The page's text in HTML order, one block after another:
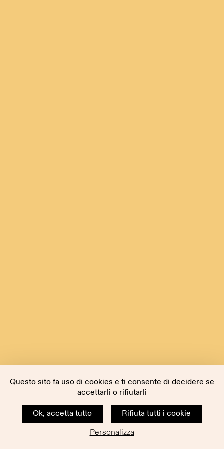
Questo sito fa uso di cookies e ti consente di decidere se
accettarli o rifiutarli
Ok, accetta tutto
Rifiuta tutti i cookie
Personalizza